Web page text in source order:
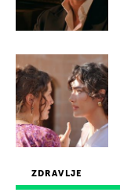
ZDRAVLJE